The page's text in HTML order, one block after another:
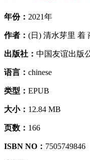
年份： 2021年
作者： (日) 清水芽里 着
出版社： 中国友谊出版
语言： chinese
类型： EPUB
大小： 12.84 MB
页数： 166
ISBN NO： 7505749846